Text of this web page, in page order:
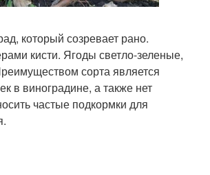
который созревает рано.
кисти. Ягоды светло-зеленые,
сорта является
в виноградине, а также нет
частые подкормки для